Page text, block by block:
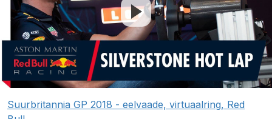
Suurbritannia GP 2018 - eelvaade, virtuaalring, Red